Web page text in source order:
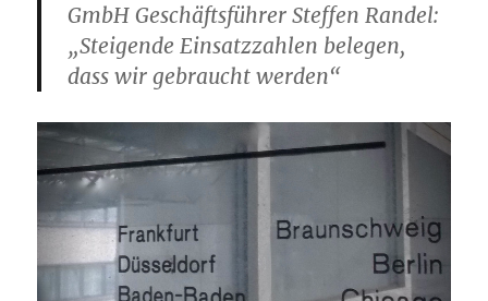
GmbH Geschäftsführer Steffen Randel:
„Steigende Einsatzzahlen belegen,
dass wir gebraucht werden“